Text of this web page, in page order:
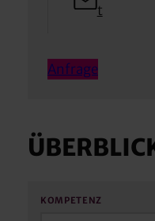
t
Anfrage
KOMPETENZ